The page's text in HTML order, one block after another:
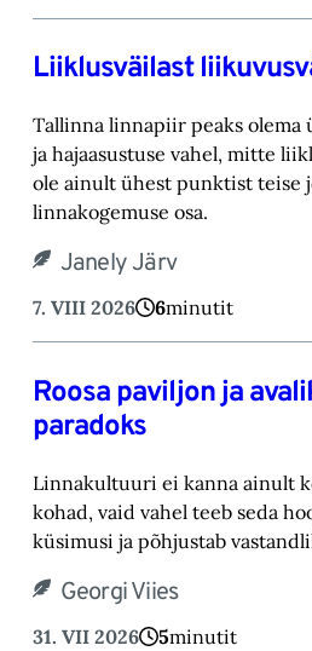
Liiklusväilast
Tallinna linnapiir peaks
ja hajaasustuse vahel, mitte
ole ainult ühest punktist teise
linnakogemuse osa.‎
Janely Järv
7. VIII 2026 6minutit
Roosa paviljon ja
paradoks
Linnakultuuri ei kanna ainult
kohad, vaid vahel teeb seda
küsimusi ja põhjustab
Georgi Viies
31. VII 2026 5minutit